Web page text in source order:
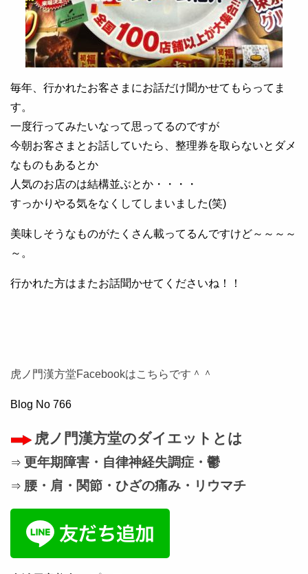
毎年、行かれたお客さまにお話だけ聞かせてもらってま
す。
一度行ってみたいなって思ってるのですが
今朝お客さまとお話していたら、整理券を取らないとダメ
なものもあるとか
人気のお店のは結構並ぶとか・・・・
すっかりやる気をなくしてしまいました(笑)
美味しそうなものがたくさん載ってるんですけど～～～～
～。
行かれた方はまたお話聞かせてくださいね！！
虎ノ門漢方堂Facebookはこちらです＾＾
Blog No 766
虎ノ門漢方堂のダイエットとは
⇒ 更年期障害・自律神経失調症・鬱
⇒ 腰・肩・関節・ひざの痛み・リウマチ